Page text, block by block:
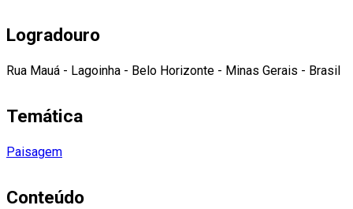
Logradouro
Rua Mauá - Lagoinha - Belo Horizonte - Minas Gerais - Brasil
Temática
Paisagem
Conteúdo